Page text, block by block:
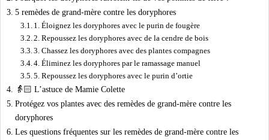
5 remèdes de grand-mère contre les doryphores
1. Éloignez les doryphores avec le purin de fougère
2. Repoussez les doryphores avec de la cendre de bois
3. Chassez les doryphores avec des plantes compagnes
4. Éliminez les doryphores par le ramassage manuel
5. Repoussez les doryphores avec le purin d’ortie
👵🏻 L’astuce de Mamie Colette
Protégez vos plantes avec des remèdes de grand-mère contre les
doryphores
Les questions fréquentes sur les remèdes de grand-mère contre les